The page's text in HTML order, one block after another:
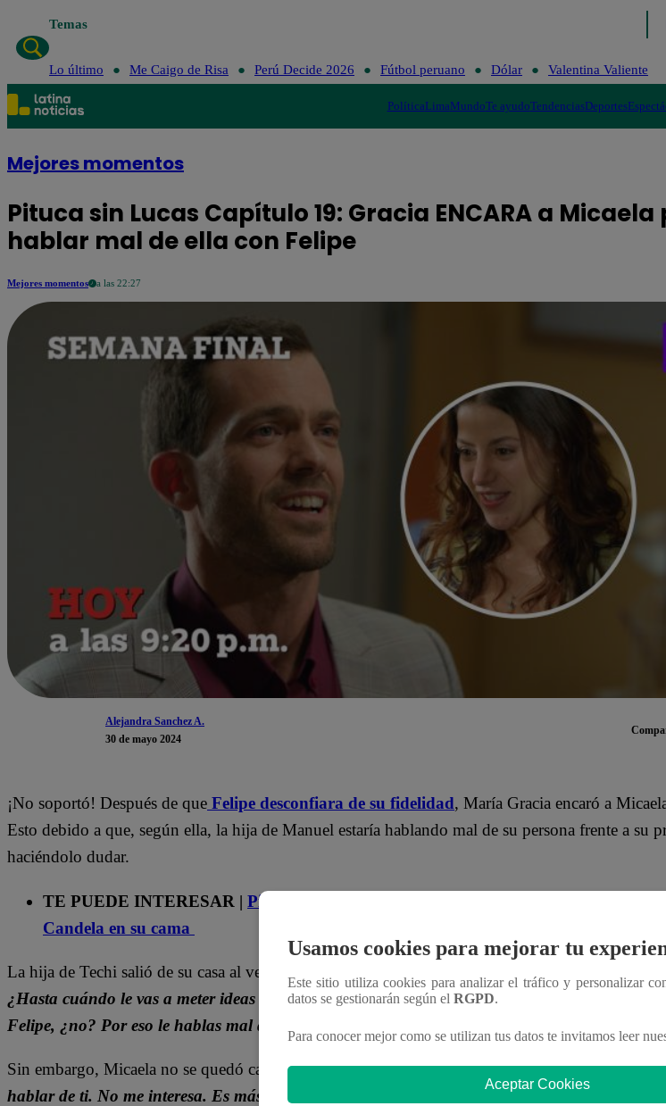
Temas Me Caigo
Lo último Me Caigo de Risa Perú Decide 2026 Fútbol peruano Dólar Valentina Valiente
PolíticaLimaMundoTe ayudoTendenciasDeportes
Mejores momentos
Pituca sin Lucas Capítulo 19: Gracia ENCARA a Micaela
hablar mal de ella con Felipe
Mejores momentos a las 22:27
Alejandra Sanchez A.
30 de mayo 2024
¡No soportó! Después de que Felipe desconfiara de su fidelidad, María Gracia encaró a
Esto debido a que, según ella, la hija de Manuel estaría hablando mal de su persona frente a su
haciéndolo dudar.
TE PUEDE INTERESAR | Pituca sin Lucas Capítulo 19: Enrí se ESCANDALIZA al
Candela en su cama
La hija de Techi salió de su casa al ver que Micaela llegaba a su hogar y detuvo su paso.
¿Hasta cuándo le vas a meter ideas a la cabeza a mi novio? No te hagas la mosca muerta. Te
Felipe, ¿no? Por eso le hablas mal de mí”
Sin embargo, Micaela no se quedó callada y respondió:“No gasto ni medio segundo de mi
hablar de ti. No me interesa. Es más, pienso que eres tan aburrida y hueca que no sabría ni
Usamos cookies para mejorar tu
Este sitio utiliza cookies para analizar el tráfico y personalizar
datos se gestionarán según el RGPD.
Para conocer mejor como se utilizan tus datos te invitamos leer
Aceptar Cookies